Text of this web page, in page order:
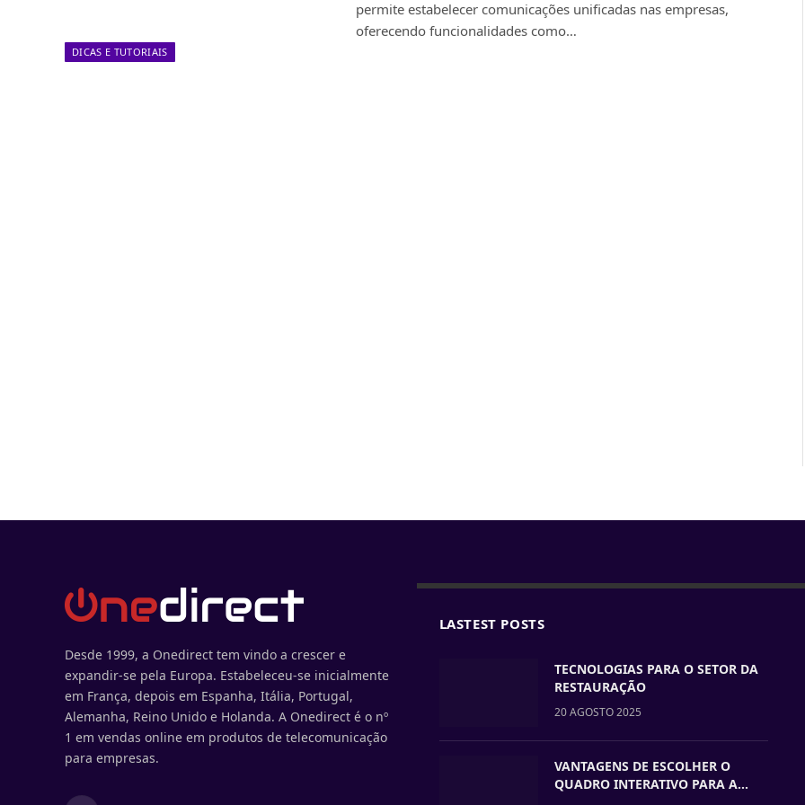
DICAS E TUTORIAIS
permite estabelecer comunicações unificadas nas empresas,
oferecendo funcionalidades como…
Desde 1999, a Onedirect tem vindo a crescer e
expandir-se pela Europa. Estabeleceu-se inicialmente
em França, depois em Espanha, Itália, Portugal,
Alemanha, Reino Unido e Holanda. A Onedirect é o nº
1 em vendas online em produtos de telecomunicação
para empresas.
LASTEST POSTS
TECNOLOGIAS PARA O SETOR DA
RESTAURAÇÃO
20 AGOSTO 2025
VANTAGENS DE ESCOLHER O
QUADRO INTERATIVO PARA A